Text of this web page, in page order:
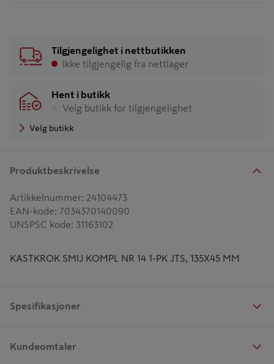
Tilgjengelighet i nettbutikken
Ikke tilgjengelig fra nettlager
Hent i butikk
Velg butikk for tilgjengelighet
Velg butikk
Produktbeskrivelse
Artikkelnummer: 24104473
EAN-kode: 7034370140090
UNSPSC kode: 31163102
KASTKROK SMIJ KOMPL NR 14 1-PK JTS, 135X45 MM
Spesifikasjoner
Kundeomtaler